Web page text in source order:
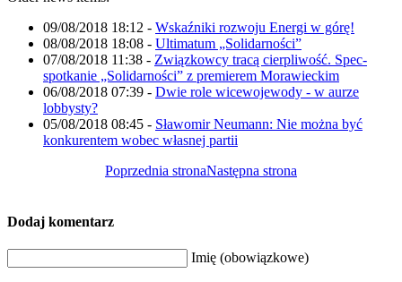
09/08/2018 18:12 - Wskaźniki rozwoju Energi w górę!
08/08/2018 18:08 - Ultimatum „Solidarności”
07/08/2018 11:38 - Związkowcy tracą cierpliwość. Spec-
spotkanie „Solidarności” z premierem Morawieckim
06/08/2018 07:39 - Dwie role wicewojewody - w aurze
lobbysty?
05/08/2018 08:45 - Sławomir Neumann: Nie można być
konkurentem wobec własnej partii
Poprzednia stronaNastępna strona
Dodaj komentarz
Imię (obowiązkowe)